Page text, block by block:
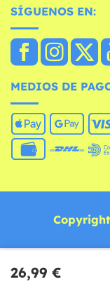
26,99 €
SÍGUENOS EN:
MEDIOS DE